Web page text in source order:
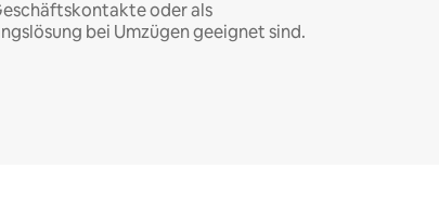
oder als
bei Umzügen geeignet sind.